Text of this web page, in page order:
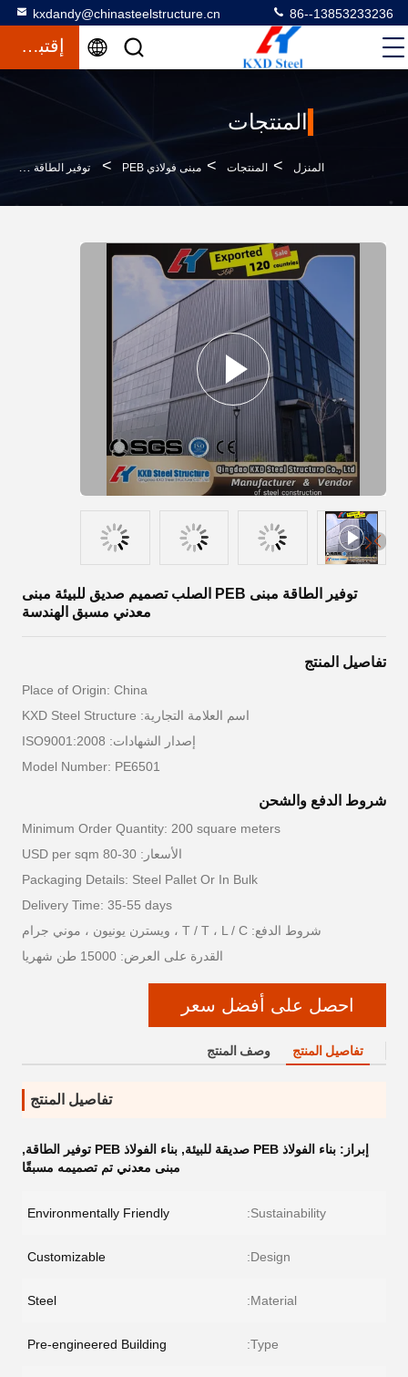
kxdandy@chinasteelstructure.cn 86--13853233236
إقتباس
المنتجات
المنزل > المنتجات > مبنى فولاذي PEB > توفير الطاقة مبنى PEB الصلب تصميم صديق للبيئة مبنى معدني مسبق الهندسة
توفير الطاقة مبنى PEB الصلب تصميم صديق للبيئة مبنى
معدني مسبق الهندسة
تفاصيل المنتج
Place of Origin: China
اسم العلامة التجارية: KXD Steel Structure
إصدار الشهادات: ISO9001:2008
Model Number: PE6501
شروط الدفع والشحن
Minimum Order Quantity: 200 square meters
الأسعار: 30-80 USD per sqm
Packaging Details: Steel Pallet Or In Bulk
Delivery Time: 35-55 days
شروط الدفع: T / T ، L / C ، ويسترن يونيون ، موني جرام
القدرة على العرض: 15000 طن شهريا
احصل على أفضل سعر
تفاصيل المنتج وصف المنتج
تفاصيل المنتج
إبراز: بناء الفولاذ PEB صديقة للبيئة , بناء الفولاذ PEB توفير الطاقة
,
مبنى معدني تم تصميمه مسبقًا
Sustainability:
Environmentally Friendly
Design:
Customizable
Material:
Steel
Type:
Pre-engineered Building